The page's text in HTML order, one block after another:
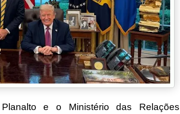
e o Ministério das Relações